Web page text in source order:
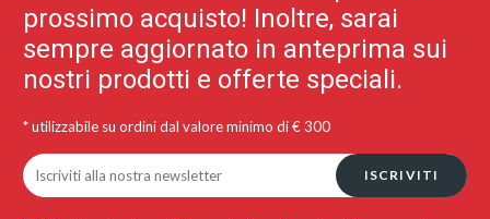
prossimo acquisto! Inoltre, sarai
sempre aggiornato in anteprima sui
nostri prodotti e offerte speciali.
* utilizzabile su ordini dal valore minimo di € 300
ISCRIVITI